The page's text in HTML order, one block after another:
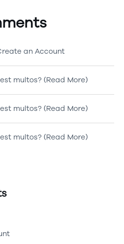
an Account
multos? (Read More)
multos? (Read More)
multos? (Read More)